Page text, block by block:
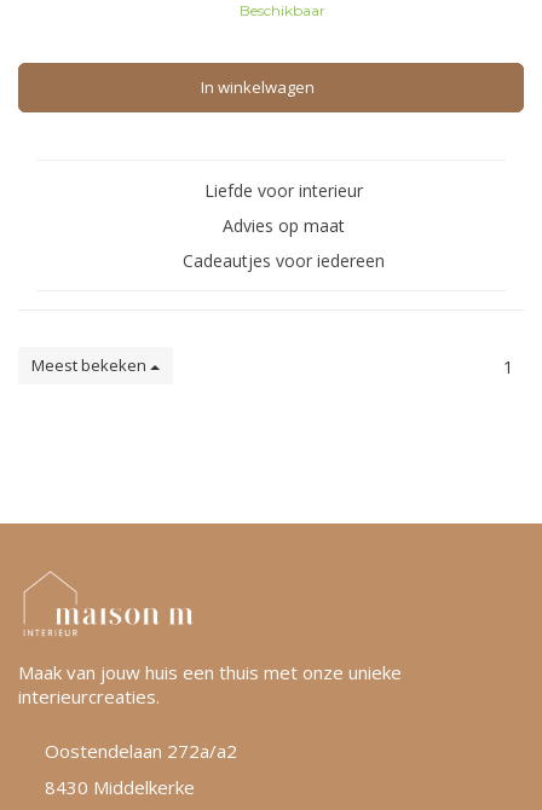
Beschikbaar
In winkelwagen
In winkelwagen
Liefde voor interieur
Advies op maat
Cadeautjes voor iedereen
Meest bekeken 1
Maak van jouw huis een thuis met onze unieke
interieurcreaties.
Oostendelaan 272a/a2
8430 Middelkerke